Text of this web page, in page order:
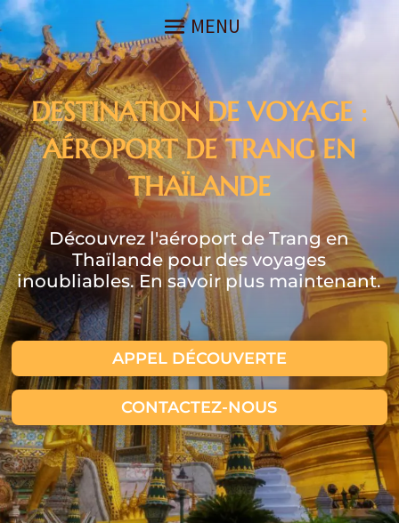
DESTINATION DE VOYAGE :
AÉROPORT DE TRANG EN
THAÏLANDE
Découvrez l'aéroport de Trang en
Thaïlande pour des voyages
inoubliables. En savoir plus maintenant.
APPEL DÉCOUVERTE
CONTACTEZ-NOUS